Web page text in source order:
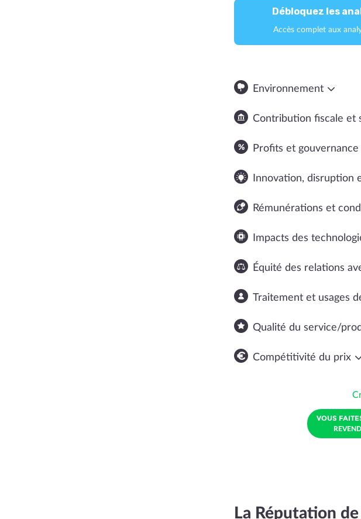
Débloquez les
Accès complet aux
Environnement
Contribution fiscale et
Profits et gouvernance
Innovation, disruption
Rémunérations et
Impacts des
Équité des relations
Traitement et usages
Qualité du service/
Compétitivité du prix
VOUS
La Réputation